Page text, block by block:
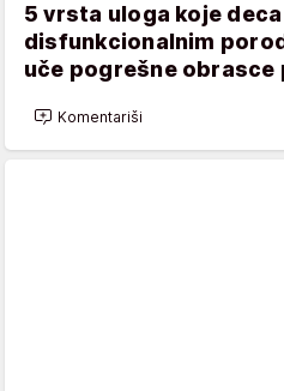
5 vrsta uloga koje
disfunkcionalnim
uče pogrešne obrasce
Komentariši